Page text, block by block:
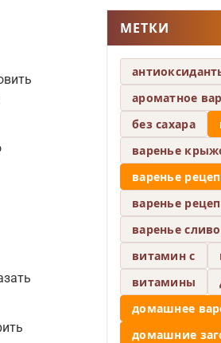
МЕТКИ
ароматное
без сахара
варенье
варенье
варенье
варенье
витамин c
витамины
домашнее
домашние